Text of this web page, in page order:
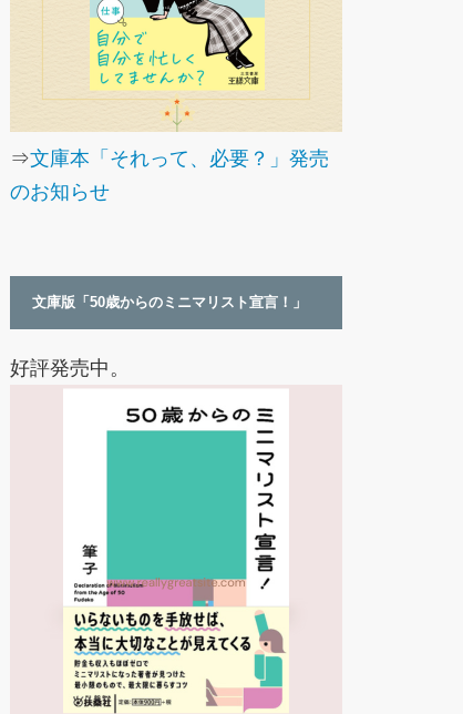
⇒文庫本「それって、必要？」発売
のお知らせ
文庫版「50歳からのミニマリスト宣言！」
好評発売中。